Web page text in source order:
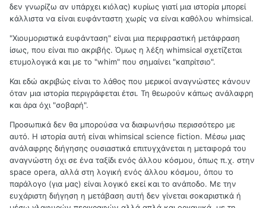
δεν γνωρίζω αν υπάρχει κιόλας) κυρίως γιατί μια ιστορία μπορεί
κάλλιστα να είναι ευφάνταστη χωρίς να είναι καθόλου whimsical.
"Χιουμοριστικά ευφάνταση" είναι μια περιφραστική μετάφραση
ίσως, που είναι πιο ακριβής. Όμως η λέξη whimsical σχετίζεται
ετυμολογικά και με το "whim" που σημαίνει "καπρίτσιο".
Και εδώ ακριβώς είναι το λάθος που μερικοί αναγνώστες κάνουν
όταν μια ιστορία περιγράφεται έτσι. Τη θεωρούν κάπως ανάλαφρη
και άρα όχι "σοβαρή".
Προσωπικά δεν θα μπορούσα να διαφωνήσω περισσότερο με
αυτό. Η ιστορία αυτή είναι whimsical science fiction. Μέσω μιας
ανάλαφρης διήγησης ουσιαστικά επιτυγχάνεται η μεταφορά του
αναγνώστη όχι σε ένα ταξίδι ενός άλλου κόσμου, όπως π.χ. στην
space opera, αλλά στη λογική ενός άλλου κόσμου, όπου το
παράλογο (για μας) είναι λογικό εκεί και το ανάποδο. Με την
ευχάριστη διήγηση η μετάβαση αυτή δεν γίνεται σοκαριστικά ή